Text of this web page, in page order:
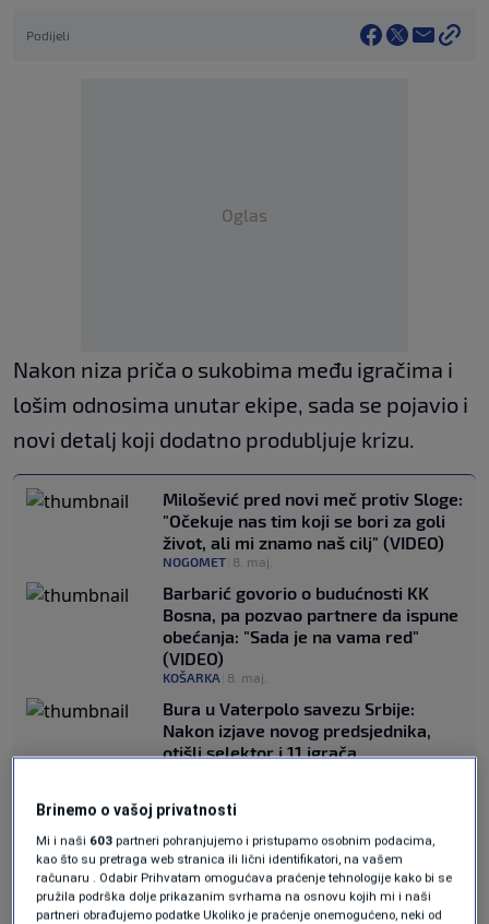
Podijeli
Oglas
Nakon niza priča o sukobima među igračima i
lošim odnosima unutar ekipe, sada se pojavio i
novi detalj koji dodatno produbljuje krizu.
Milošević pred novi meč protiv Sloge:
"Očekuje nas tim koji se bori za goli
život, ali mi znamo naš cilj" (VIDEO)
NOGOMET 8. maj.
Barbarić govorio o budućnosti KK
Bosna, pa pozvao partnere da ispune
obećanja: "Sada je na vama red"
(VIDEO)
KOŠARKA 8. maj.
Bura u Vaterpolo savezu Srbije:
Nakon izjave novog predsjednika,
otišli selektor i 11 igrača
Minut nakon zvižduka najočekivaniji
teren, ni 9 prstenova osiguranja nije
pomoglo
NOGOMET|8. maj.
Brinemo o vašoj privatnosti
Mi i naši 603 partneri pohranjujemo i pristupamo osobnim podacima,
kao što su pretraga web stranica ili lični identifikatori, na vašem
računaru . Odabir Prihvatam omogućava praćenje tehnologije kako bi se
pružila podrška dolje prikazanim svrhama na osnovu kojih mi i naši
partneri obrađujemo podatke Ukoliko je praćenje onemogućeno, neki od